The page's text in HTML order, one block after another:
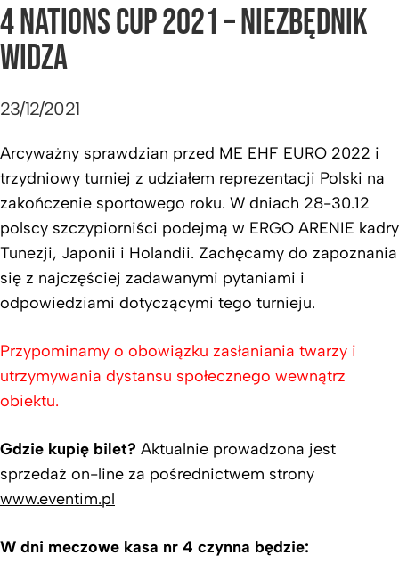
4 NATIONS CUP 2021 – NIEZBĘDNIK
WIDZA
23/12/2021
Arcyważny sprawdzian przed ME EHF EURO 2022 i
trzydniowy turniej z udziałem reprezentacji Polski na
zakończenie sportowego roku. W dniach 28-30.12
polscy szczypiorniści podejmą w ERGO ARENIE kadry
Tunezji, Japonii i Holandii. Zachęcamy do zapoznania
się z najczęściej zadawanymi pytaniami i
odpowiedziami dotyczącymi tego turnieju.
Przypominamy o obowiązku zasłaniania twarzy i
utrzymywania dystansu społecznego wewnątrz
obiektu.
Gdzie kupię bilet? Aktualnie prowadzona jest
sprzedaż on-line za pośrednictwem strony
www.eventim.pl
W dni meczowe kasa nr 4 czynna będzie: